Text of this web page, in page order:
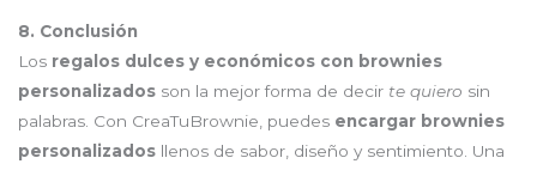
8. Conclusión
Los regalos dulces y económicos con brownies
personalizados son la mejor forma de decir te quiero sin
palabras. Con CreaTuBrownie, puedes encargar brownies
personalizados llenos de sabor, diseño y sentimiento. Una